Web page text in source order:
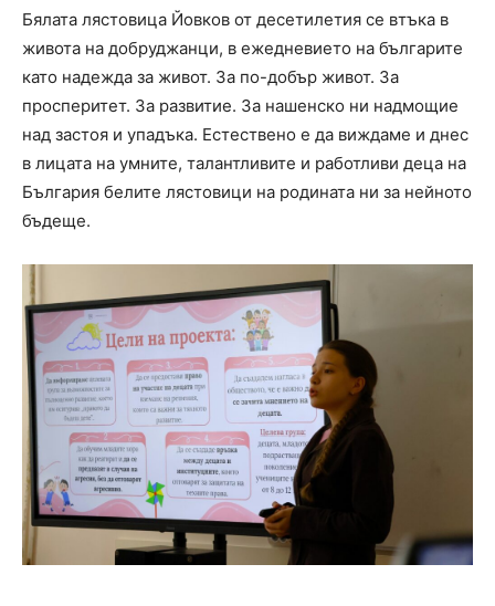
Бялата лястовица Йовков от десетилетия се втъка в
живота на добруджанци, в ежедневието на българите
като надежда за живот. За по-добър живот. За
просперитет. За развитие. За нашенско ни надмощие
над застоя и упадъка. Естествено е да виждаме и днес
в лицата на умните, талантливите и работливи деца на
България белите лястовици на родината ни за нейното
бъдеще.